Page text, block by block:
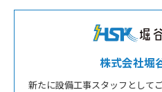
株式会社堀
新たに設備工事スタッフとして